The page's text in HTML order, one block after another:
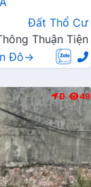
Đất Thổ Cư
Thuận Tiện
Đô→
Đ 49